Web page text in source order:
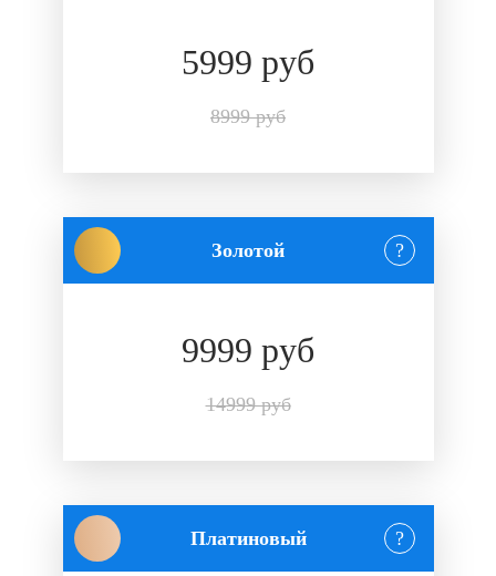
5999 руб
8999 руб
Золотой ?
9999 руб
14999 руб
Платиновый ?